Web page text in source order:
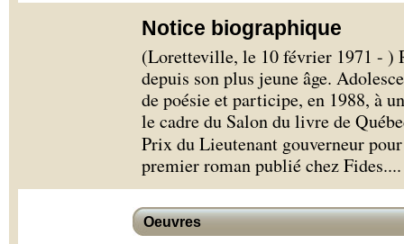
Notice biographique
(Loretteville, le 10 février 1971 - )
depuis son plus jeune âge.
de poésie et participe, en 1988, à
le cadre du Salon du livre de
Prix du Lieutenant gouverneur
premier roman publié chez Fides....
Oeuvres